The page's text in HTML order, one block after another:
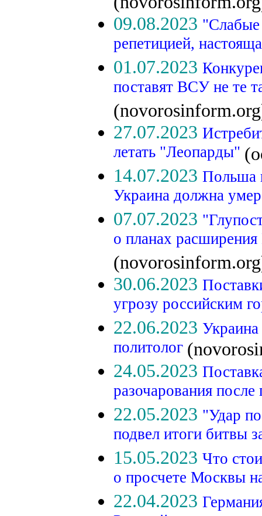
09.08.2023 "Слабые
репетицией,
01.07.2023
поставят ВСУ не те
27.07.2023
летать "Леопарды"
14.07.2023 Польша
Украина должна
07.07.2023
о планах
30.06.2023
угрозу российским
22.06.2023
политолог
24.05.2023
разочарования
22.05.2023 "Удар
подвел итоги битвы
15.05.2023 Что
о просчете Москвы
22.04.2023